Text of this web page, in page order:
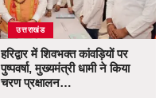
उत्तराखंड
हरिद्वार में शिवभक्त कांवड़ियों पर
पुष्पवर्षा, मुख्यमंत्री धामी ने किया
चरण प्रक्षालन…